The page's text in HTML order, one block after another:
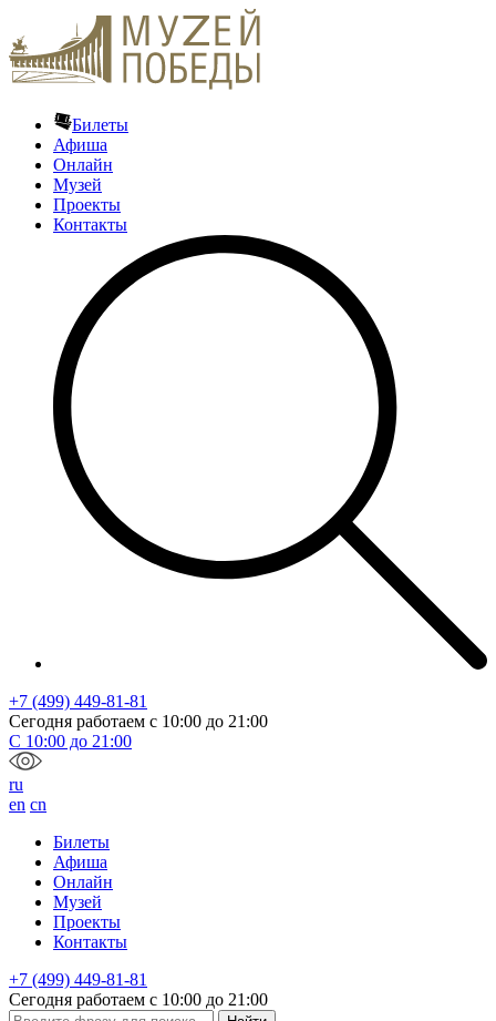
Билеты
Афиша
Онлайн
Музей
Проекты
Контакты
+7 (499) 449-81-81
Сегодня работаем с 10:00 до 21:00
С 10:00 до 21:00
ru
en cn
Билеты
Афиша
Онлайн
Музей
Проекты
Контакты
+7 (499) 449-81-81
Сегодня работаем с 10:00 до 21:00